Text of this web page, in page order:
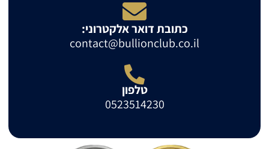
כתובת דואר אלקטרוני:
contact@bullionclub.co.il
טלפון
0523514230